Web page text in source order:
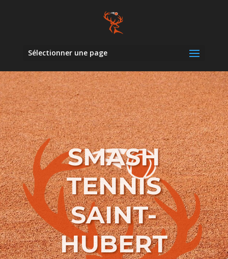
Sélectionner une page
SMASH
TENNIS
SAINT-
HUBERT